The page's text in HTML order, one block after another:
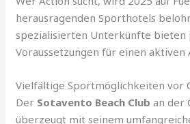
herausragenden Sporthotels
spezialisierten Unterkünfte
Voraussetzungen für einen aktiven
Vielfältige Sportmöglichkeiten vor
Der Sotavento Beach Club an der
überzeugt mit seinem